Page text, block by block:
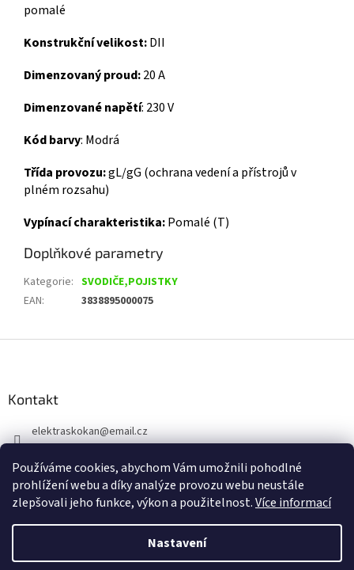
Používáme cookies, abychom Vám umožnili pohodlné
prohlížení webu a díky analýze provozu webu neustále
zlepšovali jeho funkce, výkon a použitelnost.Více informací
Nastavení
pomalé
Konstrukční velikost:DII
Dimenzovaný proud:20 A
Dimenzované napětí: 230 V
Kód barvy: Modrá
Třída provozu:gL/gG (ochrana vedení a přístrojů v
plném rozsahu)
Vypínací charakteristika:Pomalé (T)
Doplňkové parametry
Kategorie: SVODIČE,POJISTKY
EAN: 3838895000075
Kontakt
elektraskokan@email.cz
+420 737 802 398
Vytvořil Shoptet